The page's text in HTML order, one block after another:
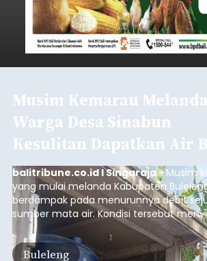
Musim Kemarau
Warga Desa Sinabun
Kesulitan Dapatkan Air
balitribune.co.id I Singaraja -Musim
yang mulai melanda Kabupaten
berdampak pada menurunnya debit
sumber mata air. Kondisi tersebut
warga di beberapa desa mulai
kesulitan mendapatkan air bersih,
untuk memenuhi kebutuhan mandi,
Buleleng